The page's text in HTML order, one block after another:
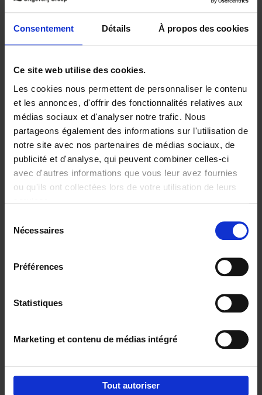
Consentement Détails À propos des cookies
Ce site web utilise des cookies.
Les cookies nous permettent de personnaliser le contenu
et les annonces, d'offrir des fonctionnalités relatives aux
médias sociaux et d'analyser notre trafic. Nous
partageons également des informations sur l'utilisation de
notre site avec nos partenaires de médias sociaux, de
publicité et d'analyse, qui peuvent combiner celles-ci
avec d'autres informations que vous leur avez fournies
ou qu'ils ont collectées lors de votre utilisation de leurs
Nécessaires
Préférences
Statistiques
Marketing et contenu de médias intégré
Tout autoriser
Building Bonds = Building
Business
Jochen Roef Jozefien De Feyter
Carolien Boom
Couverture souple
2025 200
€29,99
Digital marketing like a PRO -
completely revised edition (EN)